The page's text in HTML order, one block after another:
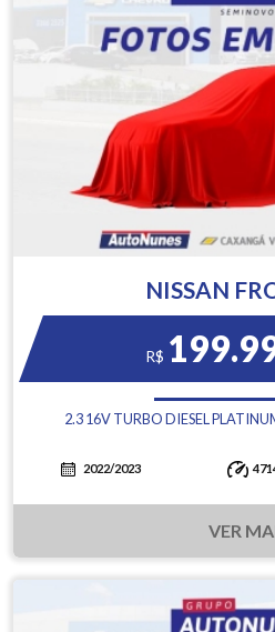
NISSAN
R$
2.3 16V TURBO DIESEL
2022/2023
VER